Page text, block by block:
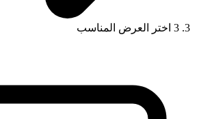
3 اختر العرض المناسب